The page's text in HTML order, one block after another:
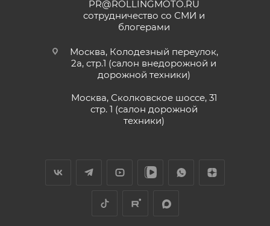
PR@ROLLINGMOTO.RU
сотрудничество со СМИ и
блогерами
Москва, Колодезный переулок,
2а, стр.1 (салон внедорожной и
дорожной техники)
Москва, Сколковское шоссе, 31
стр. 1 (салон дорожной
техники)